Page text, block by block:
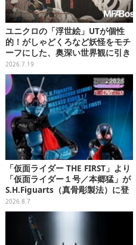
ユニクロの「浮世絵」UTが個性
的！がしゃどくろなど妖怪をモチ
ーフにした、奥深い世界観に引き
込まれる
2026.7.19
「仮面ライダー THE FIRST」より
「仮面ライダー１号／本郷猛」が
S.H.Figuarts（真骨彫製法）に登
場！8月18日より予約受付開始
2026.8.7